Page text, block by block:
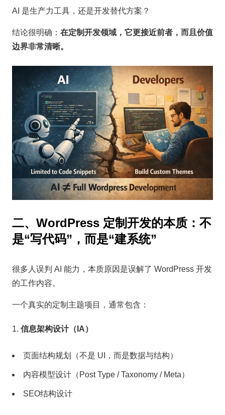
AI 是生产力工具，还是开发替代方案？
结论很明确： 在定制开发领域，它更接近前者，而且价值
边界非常清晰。
二、WordPress 定制开发的本质：不
是“写代码”，而是“建系统”
很多人误判 AI 能力，本质原因是误解了 WordPress 开发
的工作内容。
一个真实的定制主题项目，通常包含：
信息架构设计（IA）
页面结构规划（不是 UI，而是数据与结构）
内容模型设计（Post Type / Taxonomy / Meta）
SEO结构设计